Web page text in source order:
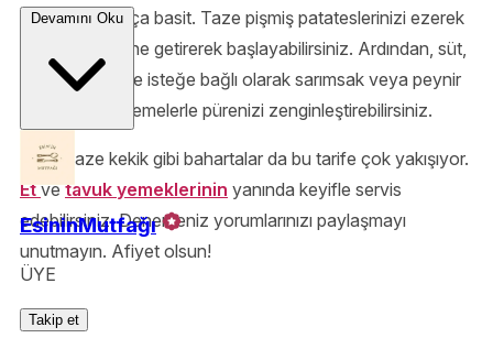
yapmak oldukça basit. Taze pişmiş patateslerinizi ezerek
veya püre haline getirerek başlayabilirsiniz. Ardından, süt,
tereyağı, tuz ve isteğe bağlı olarak sarımsak veya peynir
gibi lezzetli eklemelerle pürenizi zenginleştirebilirsiniz.
Bizce taze kekik gibi bahartalar da bu tarife çok yakışıyor.
Etvetavuk yemeklerinin yanında keyifle servis
edebilirsiniz. Denerseniz yorumlarınızı paylaşmayı
unutmayın. Afiyet olsun!
Devamını Oku
EsininMutfağı
ÜYE
Takip et